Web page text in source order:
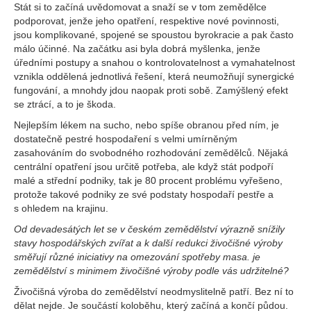
Stát si to začíná uvědomovat a snaží se v tom zemědělce
podporovat, jenže jeho opatření, respektive nové povinnosti,
jsou komplikované, spojené se spoustou byrokracie a pak často
málo účinné. Na začátku asi byla dobrá myšlenka, jenže
úředními postupy a snahou o kontrolovatelnost a vymahatelnost
vznikla oddělená jednotlivá řešení, která neumožňují synergické
fungování, a mnohdy jdou naopak proti sobě. Zamýšlený efekt
se ztrácí, a to je škoda.
Nejlepším lékem na sucho, nebo spíše obranou před ním, je
dostatečně pestré hospodaření s velmi umírněným
zasahováním do svobodného rozhodování zemědělců. Nějaká
centrální opatření jsou určitě potřeba, ale když stát podpoří
malé a střední podniky, tak je 80 procent problému vyřešeno,
protože takové podniky ze své podstaty hospodaří pestře a
s ohledem na krajinu.
Od devadesátých let se v českém zemědělství výrazně snížily
stavy hospodářských zvířat a k další redukci živočišné výroby
směřují různé iniciativy na omezování spotřeby masa. je
zemědělství s minimem živočišné výroby podle vás udržitelné?
Živočišná výroba do zemědělství neodmyslitelně patří. Bez ní to
dělat nejde. Je součástí koloběhu, který začíná a končí půdou.